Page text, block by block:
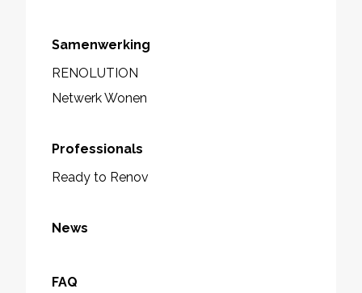
Samenwerking
RENOLUTION
Netwerk Wonen
Professionals
Ready to Renov
News
FAQ